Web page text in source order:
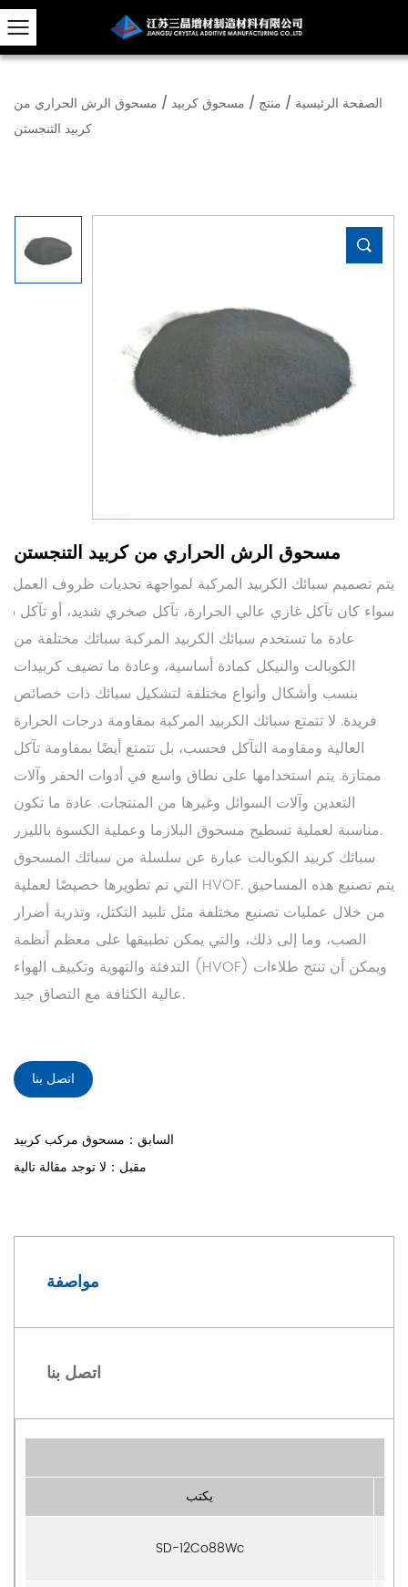
الصفحة الرئيسية / منتج / مسحوق كربيد / مسحوق الرش الحراري من
كربيد التنجستن
مسحوق الرش الحراري من كربيد التنجستن
يتم تصميم سبائك الكربيد المركبة لمواجهة تحديات ظروف العمل
سواء كان تآكل غازي عالي الحرارة، تآكل صخري شديد، أو تآكل
عادة ما تستخدم سبائك الكربيد المركبة سبائك مختلفة من
الكوبالت والنيكل كمادة أساسية، وعادة ما تضيف كربيدات
بنسب وأشكال وأنواع مختلفة لتشكيل سبائك ذات خصائص
فريدة. لا تتمتع سبائك الكربيد المركبة بمقاومة درجات الحرارة
العالية ومقاومة التآكل فحسب، بل تتمتع أيضًا بمقاومة تآكل
ممتازة. يتم استخدامها على نطاق واسع في أدوات الحفر وآلات
التعدين وآلات السوائل وغيرها من المنتجات. عادة ما تكون
مناسبة لعملية تسطيح مسحوق البلازما وعملية الكسوة بالليزر.
سبائك كربيد الكوبالت عبارة عن سلسلة من سبائك المسحوق
التي تم تطويرها خصيصًا لعملية HVOF. يتم تصنيع هذه المساحيق
من خلال عمليات تصنيع مختلفة مثل تلبيد التكتل، وتذرية أضرار
الصب، وما إلى ذلك، والتي يمكن تطبيقها على معظم أنظمة
التدفئة والتهوية وتكييف الهواء (HVOF) ويمكن أن تنتج طلاءات
عالية الكثافة مع التصاق جيد.
اتصل بنا
السابق：مسحوق مركب كربيد
مقبل：لا توجد مقالة تالية
مواصفة
اتصل بنا
يكتب
SD-12Co88Wc